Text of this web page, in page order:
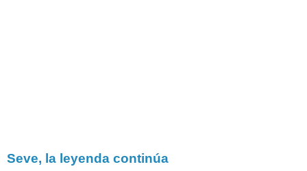
Seve, la leyenda continúa